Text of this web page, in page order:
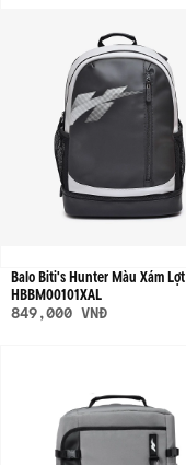
Balo Biti's Hunter Màu Xám Lợt
HBBM00101XAL
849,000 VNĐ